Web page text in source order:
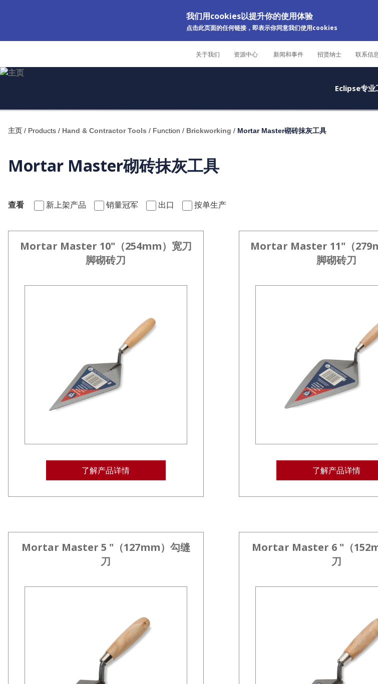
我们用cookies以提升你的使用体验
点击此页面的任何链接，即表示你同意我们使用cookies
关于我们 资源中心 新闻和事件 招贤纳士 联系信
Eclipse专业
主页 / Products / Hand & Contractor Tools / Function / Brickworking / Mortar Master砌砖抹灰工具
Mortar Master砌砖抹灰工具
查看 新上架产品 销量冠军 出口 按单生产
Mortar Master 10"（254mm）宽刀
脚砌砖刀
了解产品详情
Mortar Master 11"（
脚砌砖刀
了解产品详情
Mortar Master 5 "（127mm）勾缝
刀
Mortar Master 6 "（
刀